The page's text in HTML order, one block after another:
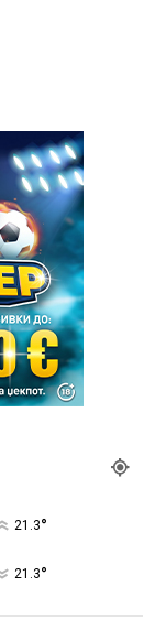
21.3°
21.3°